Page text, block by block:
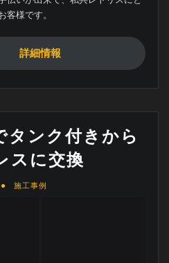
伝いが出来て、私共レトリスにと
客様です。
詳細情報
タンク付きから
スに交換